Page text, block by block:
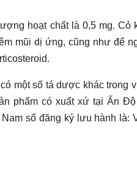
hoạt chất là 0,5 mg. Cỏ
mũi dị ứng, cũng như để
một số tá dược khác trong
phẩm có xuất xứ tại Ấn
số đăng ký lưu hành là: